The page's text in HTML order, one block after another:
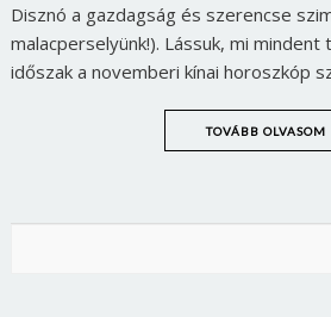
Disznó a gazdagság és szerencse
malacperselyünk!). Lássuk, mi
időszak a novemberi kínai horoszkóp
TOVÁBB OLVASOM